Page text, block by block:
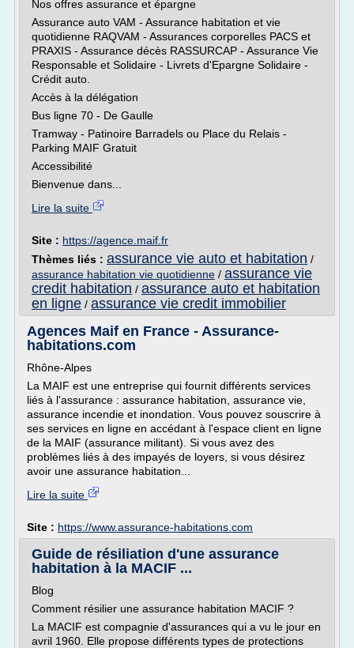
Nos offres assurance et épargne
Assurance auto VAM - Assurance habitation et vie
quotidienne RAQVAM - Assurances corporelles PACS et
PRAXIS - Assurance décès RASSURCAP - Assurance Vie
Responsable et Solidaire - Livrets d'Epargne Solidaire -
Crédit auto.
Accès à la délégation
Bus ligne 70 - De Gaulle
Tramway - Patinoire Barradels ou Place du Relais -
Parking MAIF Gratuit
Accessibilité
Bienvenue dans...
Lire la suite
Site : https://agence.maif.fr
Thèmes liés : assurance vie auto et habitation /
assurance habitation vie quotidienne / assurance vie
credit habitation / assurance auto et habitation
en ligne / assurance vie credit immobilier
Agences Maif en France - Assurance-
habitations.com
Rhône-Alpes
La MAIF est une entreprise qui fournit différents services
liés à l'assurance : assurance habitation, assurance vie,
assurance incendie et inondation. Vous pouvez souscrire à
ses services en ligne en accédant à l'espace client en ligne
de la MAIF (assurance militant). Si vous avez des
problèmes liés à des impayés de loyers, si vous désirez
avoir une assurance habitation...
Lire la suite
Site : https://www.assurance-habitations.com
Guide de résiliation d'une assurance
habitation à la MACIF ...
Blog
Comment résilier une assurance habitation MACIF ?
La MACIF est compagnie d'assurances qui a vu le jour en
avril 1960. Elle propose différents types de protections